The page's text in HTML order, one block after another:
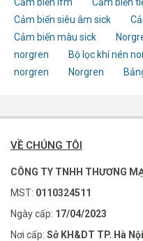
Cảm biến siêu âm sick
Cảm biến màu sick
norgren
Bộ lọc khí nén
norgren
Norgren
VỀ CHÚNG TÔI
CÔNG TY TNHH THƯƠNG
MST: 0110324511
Ngày cấp: 17/04/2023
Nơi cấp: Sở KH&DT TP. Hà Nội